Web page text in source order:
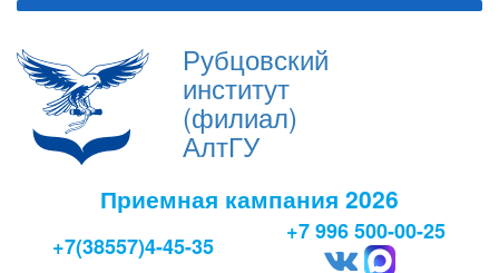
Рубцовский
институт
(филиал)
АлтГУ
Приемная кампания 2026
+7(38557)4-45-35
+7 996 500-00-25